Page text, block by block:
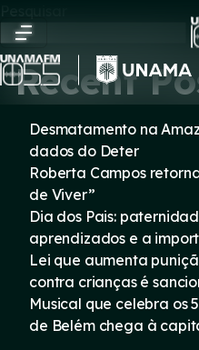
content
Pesquisar
Recent
Desmatamento na
dados do Deter
Roberta Campos
de Viver”
Dia dos Pais:
aprendizados e a
Lei que aumenta
contra crianças é
Musical que celebra os
de Belém chega à